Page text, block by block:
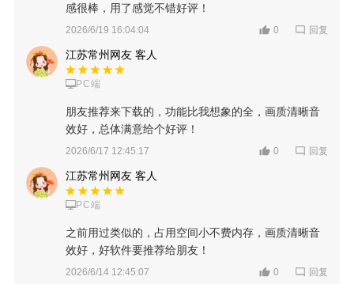
感很棒，用了感觉不错好评！
2026/6/19 16:04:04 0 回复
江苏常州网友 客人
PC端
朋友推荐来下载的，功能比我想象的全，画质清晰音
效好，总体满意给个好评！
2026/6/17 12:45:17 0 回复
江苏常州网友 客人
PC端
之前用过类似的，占用空间小不费内存，画质清晰音
效好，好软件要推荐给朋友！
2026/6/14 12:45:07 0 回复